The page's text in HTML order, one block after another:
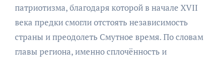
патриотизма, благодаря которой в начале XVII
века предки смогли отстоять независимость
страны и преодолеть Смутное время. По словам
главы региона, именно сплочённость и